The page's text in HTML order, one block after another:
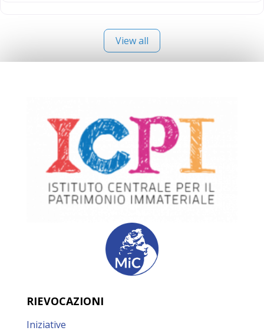
View all
RIEVOCAZIONI
Iniziative